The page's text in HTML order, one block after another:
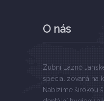
O nás
Zubní Lázně
specializovaná na
Nabízíme širokou